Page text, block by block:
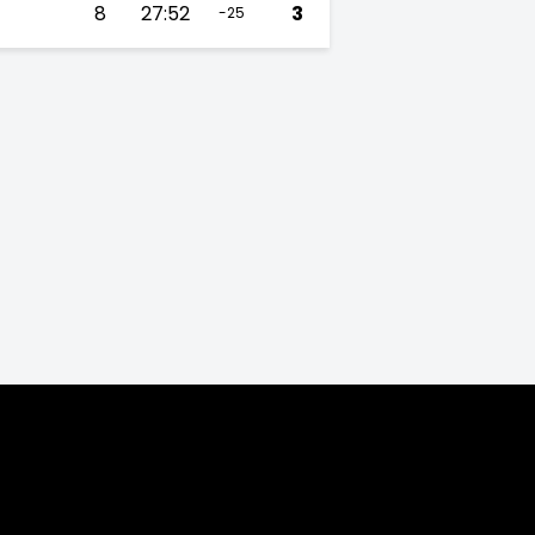
8 27:52 -25 3